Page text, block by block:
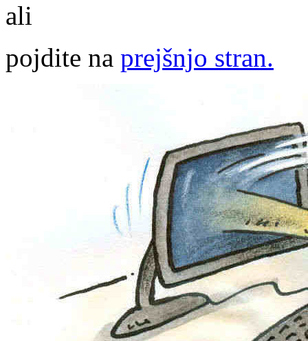
ali
pojdite na prejšnjo stran.